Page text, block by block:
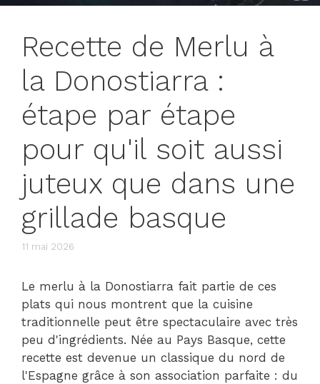
Recette de Merlu à
la Donostiarra :
étape par étape
pour qu'il soit aussi
juteux que dans une
grillade basque
11 mai 2026
Le merlu à la Donostiarra fait partie de ces
plats qui nous montrent que la cuisine
traditionnelle peut être spectaculaire avec très
peu d'ingrédients. Née au Pays Basque, cette
recette est devenue un classique du nord de
l'Espagne grâce à son association parfaite : du